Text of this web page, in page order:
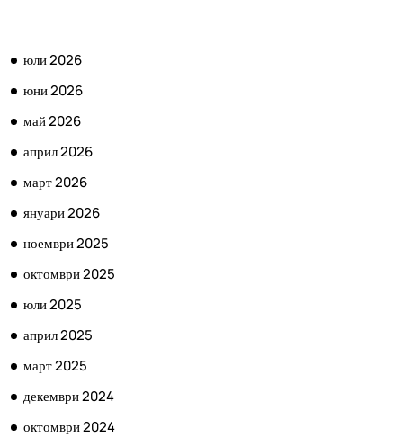
юли 2026
юни 2026
май 2026
април 2026
март 2026
януари 2026
ноември 2025
октомври 2025
юли 2025
април 2025
март 2025
декември 2024
октомври 2024